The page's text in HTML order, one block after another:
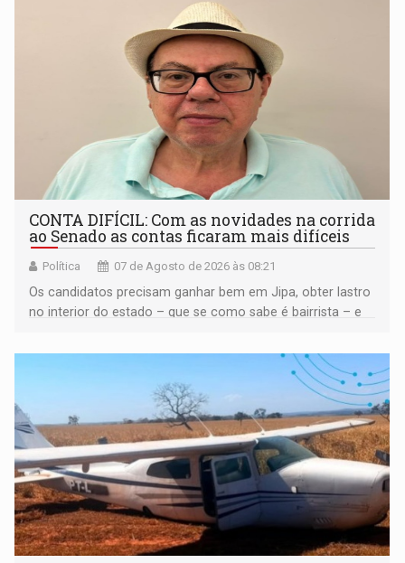
CONTA DIFÍCIL: Com as novidades na corrida
ao Senado as contas ficaram mais difíceis
Política 07 de Agosto de 2026 às 08:21
Os candidatos precisam ganhar bem em Jipa, obter lastro
no interior do estado – que se como sabe é bairrista – e
garantir